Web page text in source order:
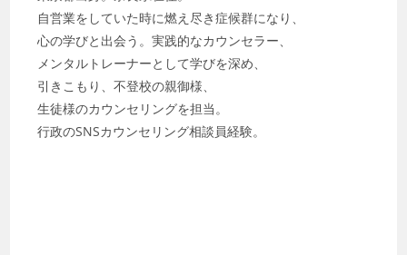
自営業をしていた時に燃え尽き症候群になり、
心の学びと出会う。実践的なカウンセラー、
メンタルトレーナーとして学びを深め、
引きこもり、不登校の親御様、
生徒様のカウンセリングを担当。
行政のSNSカウンセリング相談員経験。